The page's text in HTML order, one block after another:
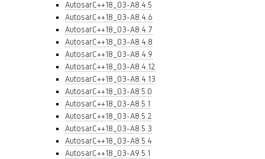
AutosarC++18_03-A8.4.5
AutosarC++18_03-A8.4.6
AutosarC++18_03-A8.4.7
AutosarC++18_03-A8.4.8
AutosarC++18_03-A8.4.9
AutosarC++18_03-A8.4.12
AutosarC++18_03-A8.4.13
AutosarC++18_03-A8.5.0
AutosarC++18_03-A8.5.1
AutosarC++18_03-A8.5.2
AutosarC++18_03-A8.5.3
AutosarC++18_03-A8.5.4
AutosarC++18_03-A9.5.1